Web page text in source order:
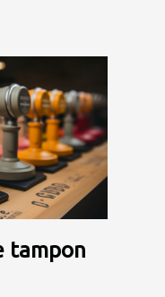
tampon